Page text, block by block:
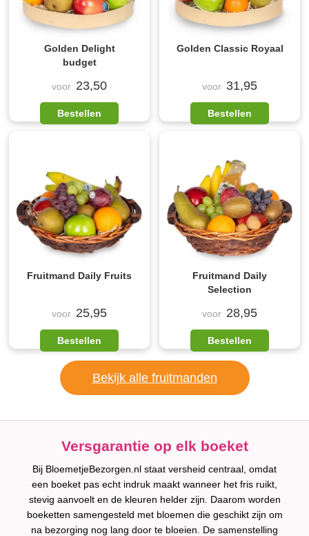
Golden Delight
budget
voor 23,50
Bestellen
Golden Classic Royaal
voor 31,95
Bestellen
Fruitmand Daily Fruits
voor 25,95
Bestellen
Fruitmand Daily
Selection
voor 28,95
Bestellen
Bekijk alle fruitmanden
Versgarantie op elk boeket
Bij BloemetjeBezorgen.nl staat versheid centraal, omdat
een boeket pas echt indruk maakt wanneer het fris ruikt,
stevig aanvoelt en de kleuren helder zijn. Daarom worden
boeketten samengesteld met bloemen die geschikt zijn om
na bezorging nog lang door te bloeien. De samenstelling